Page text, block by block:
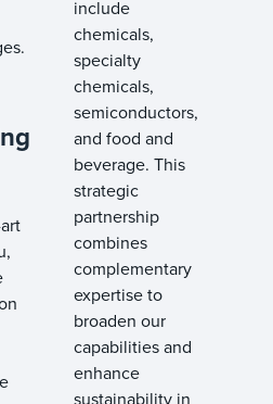
include
chemicals,
specialty
chemicals,
semiconductors,
and food and
beverage. This
strategic
partnership
combines
complementary
expertise to
broaden our
capabilities and
enhance